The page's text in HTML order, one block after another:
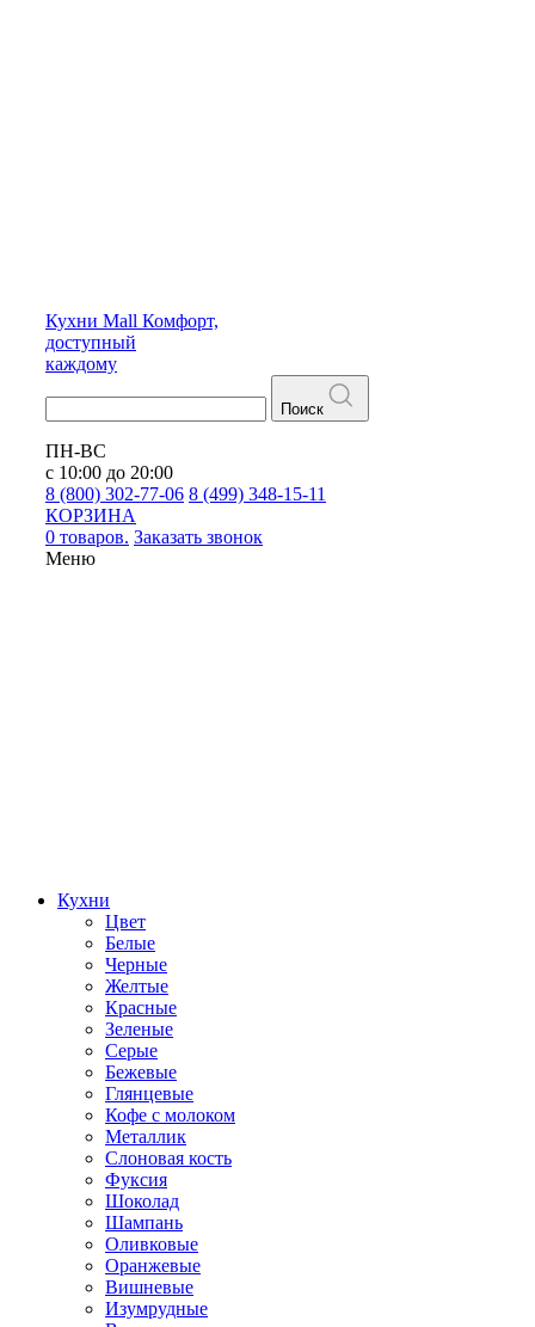
Кухни Mall Комфорт,
доступный
каждому
Поиск
ПН-ВС
с 10:00 до 20:00
8 (800) 302-77-06 8 (499) 348-15-11
КОРЗИНА
0 товаров. Заказать звонок
Меню
Кухни
Цвет
Белые
Черные
Желтые
Красные
Зеленые
Серые
Бежевые
Глянцевые
Кофе с молоком
Металлик
Слоновая кость
Фуксия
Шоколад
Шампань
Оливковые
Оранжевые
Вишневые
Изумрудные